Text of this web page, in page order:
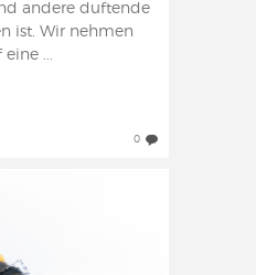
andere duftende
ist. Wir nehmen
...
0